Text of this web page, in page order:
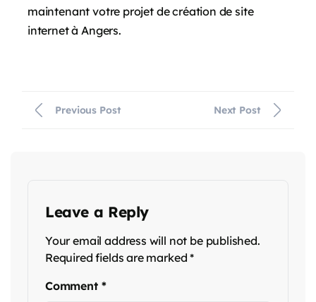
maintenant votre projet de création de site
internet à Angers.
Previous Post Next Post
Leave a Reply
Your email address will not be published.
Required fields are marked*
Comment *